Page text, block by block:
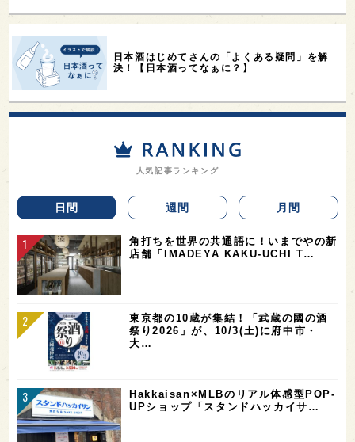
日本酒はじめてさんの「よくある疑問」を解
決！【日本酒ってなぁに？】
人気記事ランキング
日間 週間 月間
角打ちを世界の共通語に！いまでやの新
店舗「IMADEYA KAKU-UCHI T…
東京都の10蔵が集結！「武蔵の國の酒
祭り2026」が、10/3(土)に府中市・
大…
Hakkaisan×MLBのリアル体感型POP-
UPショップ「スタンドハッカイサ…